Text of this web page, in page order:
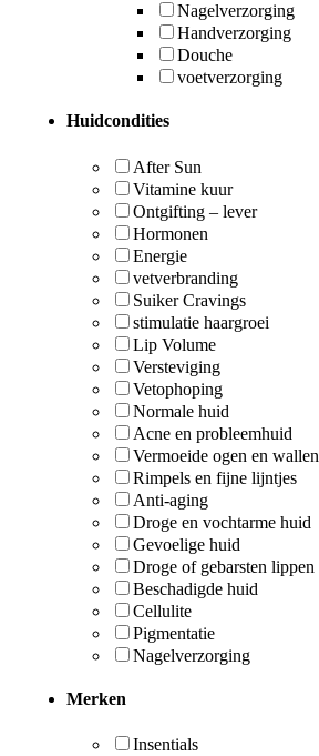
Nagelverzorging
Handverzorging
Douche
voetverzorging
Huidcondities
After Sun
Vitamine kuur
Ontgifting – lever
Hormonen
Energie
vetverbranding
Suiker Cravings
stimulatie haargroei
Lip Volume
Versteviging
Vetophoping
Normale huid
Acne en probleemhuid
Vermoeide ogen en wallen
Rimpels en fijne lijntjes
Anti-aging
Droge en vochtarme huid
Gevoelige huid
Droge of gebarsten lippen
Beschadigde huid
Cellulite
Pigmentatie
Nagelverzorging
Merken
Insentials